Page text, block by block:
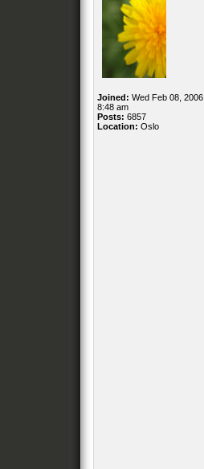
Joined: Wed Feb 08, 2006
8:48 am
Posts: 6857
Location: Oslo